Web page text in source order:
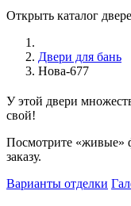
Открыть каталог
Двери для бань
Нова-677
У этой двери
свой!
Посмотрите «живые»
заказу.
Варианты отделки